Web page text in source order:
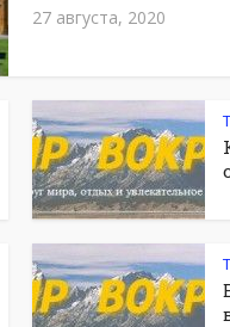
27 августа, 2020